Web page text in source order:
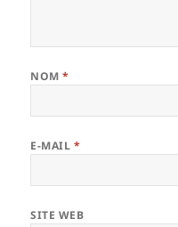
NOM*
E-MAIL *
SITE WEB